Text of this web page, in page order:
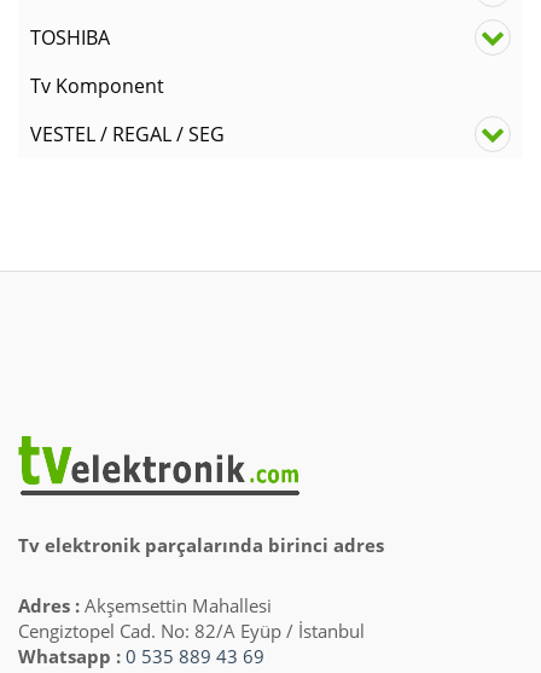
TOSHIBA
Tv Komponent
VESTEL / REGAL / SEG
Tv elektronik parçalarında birinci adres
Adres : Akşemsettin Mahallesi
Cengiztopel Cad. No: 82/A Eyüp / İstanbul
Whatsapp : 0 535 889 43 69